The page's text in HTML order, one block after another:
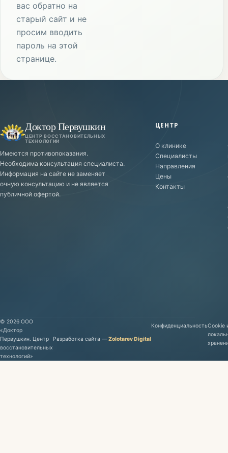
вас обратно на
старый сайт и не
просим вводить
пароль на этой
странице.
Доктор Первушкин
ЦЕНТР ВОССТАНОВИТЕЛЬНЫХ
ТЕХНОЛОГИЙ
Имеются противопоказания.
Необходима консультация специалиста.
Информация на сайте не заменяет
очную консультацию и не является
публичной офертой.
ЦЕНТР
О клинике
Специалисты
Направления
Цены
Контакты
© 2026 ООО
«Доктор
Первушкин. Центр
восстановительных
технологий»
Разработка сайта —Zolotarev Digital
КонфиденциальностьCookie